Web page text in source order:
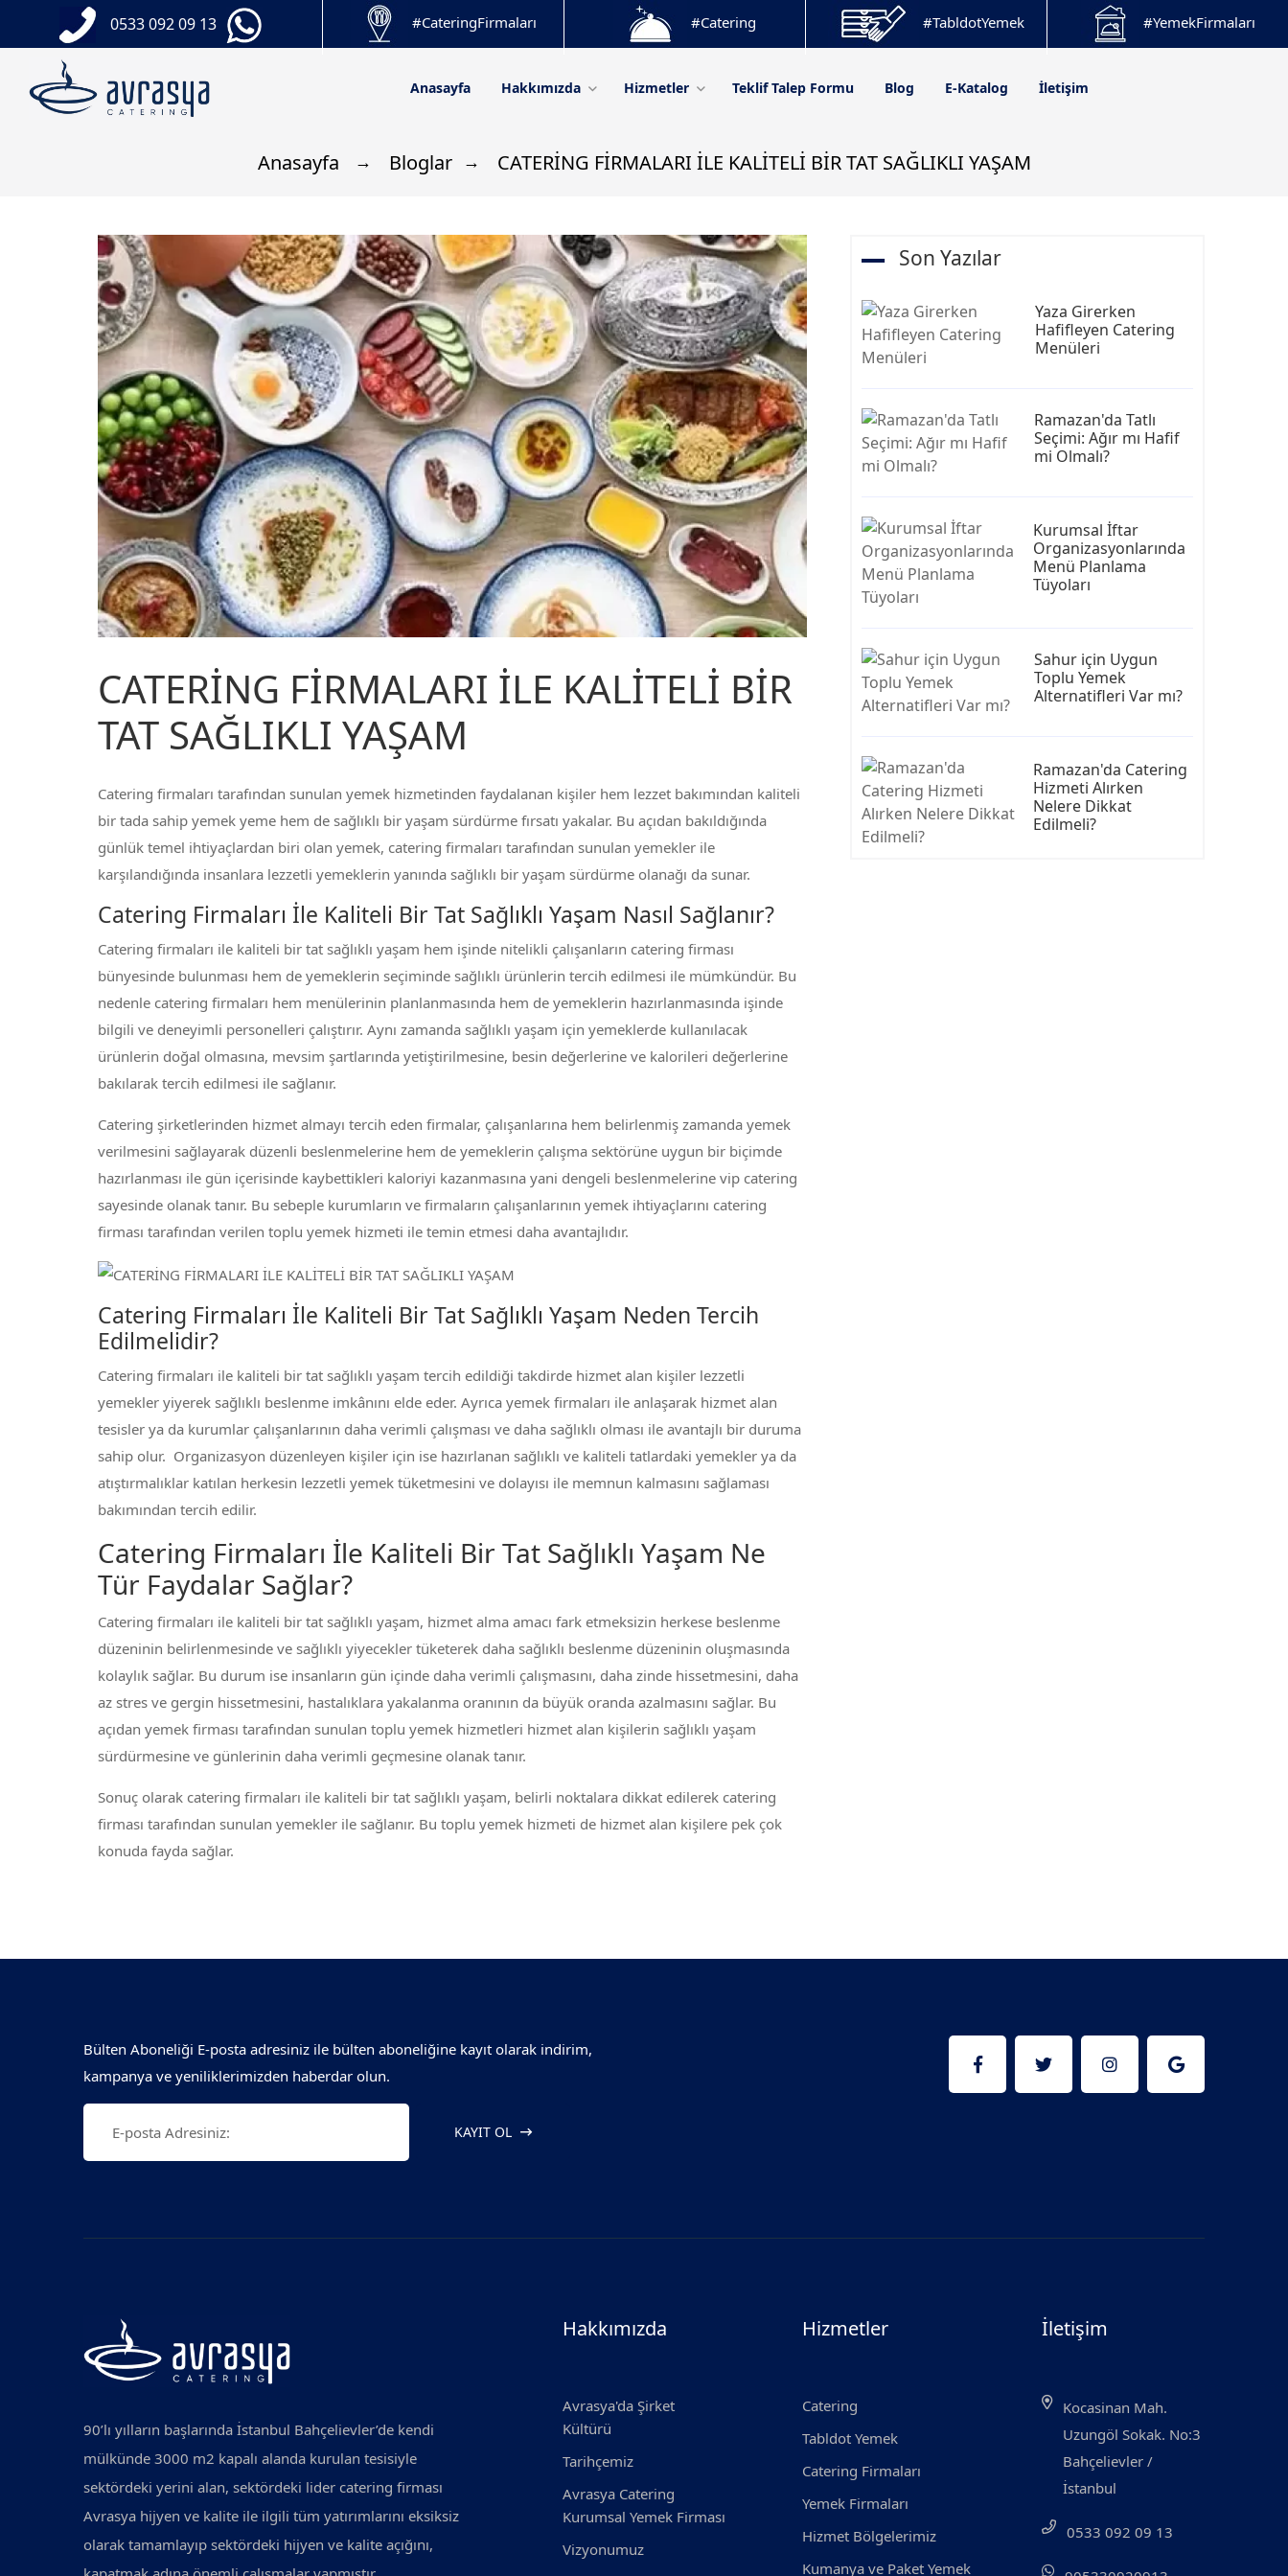
0533 092 09 13 #CateringFirmaları #Catering #TabldotYemek #YemekFirmaları
Anasayfa Hakkımızda Hizmetler Teklif Talep Formu Blog E-Katalog İletişim
Anasayfa Bloglar CATERİNG FİRMALARI İLE KALİTELİ BİR TAT SAĞLIKLI YAŞAM
CATERİNG FİRMALARI İLE KALİTELİ BİR
TAT SAĞLIKLI YAŞAM
Catering firmaları tarafından sunulan yemek hizmetinden faydalanan kişiler hem lezzet bakımından kaliteli
bir tada sahip yemek yeme hem de sağlıklı bir yaşam sürdürme fırsatı yakalar. Bu açıdan bakıldığında
günlük temel ihtiyaçlardan biri olan yemek, catering firmaları tarafından sunulan yemekler ile
karşılandığında insanlara lezzetli yemeklerin yanında sağlıklı bir yaşam sürdürme olanağı da sunar.
Catering Firmaları İle Kaliteli Bir Tat Sağlıklı Yaşam Nasıl Sağlanır?
Catering firmaları ile kaliteli bir tat sağlıklı yaşam hem işinde nitelikli çalışanların catering firması
bünyesinde bulunması hem de yemeklerin seçiminde sağlıklı ürünlerin tercih edilmesi ile mümkündür. Bu
nedenle catering firmaları hem menülerinin planlanmasında hem de yemeklerin hazırlanmasında işinde
bilgili ve deneyimli personelleri çalıştırır. Aynı zamanda sağlıklı yaşam için yemeklerde kullanılacak
ürünlerin doğal olmasına, mevsim şartlarında yetiştirilmesine, besin değerlerine ve kalorileri değerlerine
bakılarak tercih edilmesi ile sağlanır.
Catering şirketlerinden hizmet almayı tercih eden firmalar, çalışanlarına hem belirlenmiş zamanda yemek
verilmesini sağlayarak düzenli beslenmelerine hem de yemeklerin çalışma sektörüne uygun bir biçimde
hazırlanması ile gün içerisinde kaybettikleri kaloriyi kazanmasına yani dengeli beslenmelerine vip catering
sayesinde olanak tanır. Bu sebeple kurumların ve firmaların çalışanlarının yemek ihtiyaçlarını catering
firması tarafından verilen toplu yemek hizmeti ile temin etmesi daha avantajlıdır.
Catering Firmaları İle Kaliteli Bir Tat Sağlıklı Yaşam Neden Tercih
Edilmelidir?
Catering firmaları ile kaliteli bir tat sağlıklı yaşam tercih edildiği takdirde hizmet alan kişiler lezzetli
yemekler yiyerek sağlıklı beslenme imkânını elde eder. Ayrıca yemek firmaları ile anlaşarak hizmet alan
tesisler ya da kurumlar çalışanlarının daha verimli çalışması ve daha sağlıklı olması ile avantajlı bir duruma
sahip olur. Organizasyon düzenleyen kişiler için ise hazırlanan sağlıklı ve kaliteli tatlardaki yemekler ya da
atıştırmalıklar katılan herkesin lezzetli yemek tüketmesini ve dolayısı ile memnun kalmasını sağlaması
bakımından tercih edilir.
Catering Firmaları İle Kaliteli Bir Tat Sağlıklı Yaşam Ne
Tür Faydalar Sağlar?
Catering firmaları ile kaliteli bir tat sağlıklı yaşam, hizmet alma amacı fark etmeksizin herkese beslenme
düzeninin belirlenmesinde ve sağlıklı yiyecekler tüketerek daha sağlıklı beslenme düzeninin oluşmasında
kolaylık sağlar. Bu durum ise insanların gün içinde daha verimli çalışmasını, daha zinde hissetmesini, daha
az stres ve gergin hissetmesini, hastalıklara yakalanma oranının da büyük oranda azalmasını sağlar. Bu
açıdan yemek firması tarafından sunulan toplu yemek hizmetleri hizmet alan kişilerin sağlıklı yaşam
sürdürmesine ve günlerinin daha verimli geçmesine olanak tanır.
Sonuç olarak catering firmaları ile kaliteli bir tat sağlıklı yaşam, belirli noktalara dikkat edilerek catering
firması tarafından sunulan yemekler ile sağlanır. Bu toplu yemek hizmeti de hizmet alan kişilere pek çok
konuda fayda sağlar.
Son Yazılar
Yaza Girerken
Hafifleyen Catering
Menüleri
Ramazan'da Tatlı
Seçimi: Ağır mı Hafif
mi Olmalı?
Kurumsal İftar
Organizasyonlarında
Menü Planlama
Tüyoları
Sahur için Uygun
Toplu Yemek
Alternatifleri Var mı?
Ramazan'da Catering
Hizmeti Alırken
Nelere Dikkat
Edilmeli?
Bülten Aboneliği E-posta adresiniz ile bülten aboneliğine kayıt olarak indirim,
kampanya ve yeniliklerimizden haberdar olun.
KAYIT OL
90’lı yılların başlarında İstanbul Bahçelievler’de kendi
mülkünde 3000 m2 kapalı alanda kurulan tesisiyle
sektördeki yerini alan, sektördeki lider catering firması
Avrasya hijyen ve kalite ile ilgili tüm yatırımlarını eksiksiz
olarak tamamlayıp sektördeki hijyen ve kalite açığını,
Hakkımızda
Avrasya'da Şirket
Kültürü
Tarihçemiz
Avrasya Catering
Kurumsal Yemek Firması
Vizyonumuz
Hizmetler
Catering
Tabldot Yemek
Catering Firmaları
Yemek Firmaları
Hizmet Bölgelerimiz
Kumanya ve Paket Yemek
İletişim
Kocasinan Mah.
Uzungöl Sokak. No:3
Bahçelievler /
İstanbul
0533 092 09 13